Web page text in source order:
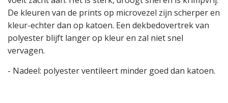
De kleuren van de prints op microvezel zijn scherper en
kleur-echter dan op katoen. Een dekbedovertrek van
polyester blijft langer op kleur en zal niet snel
vervagen.
- Nadeel: polyester ventileert minder goed dan katoen.